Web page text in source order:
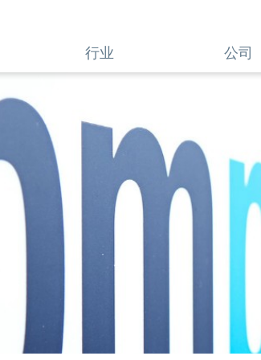
行业 公司